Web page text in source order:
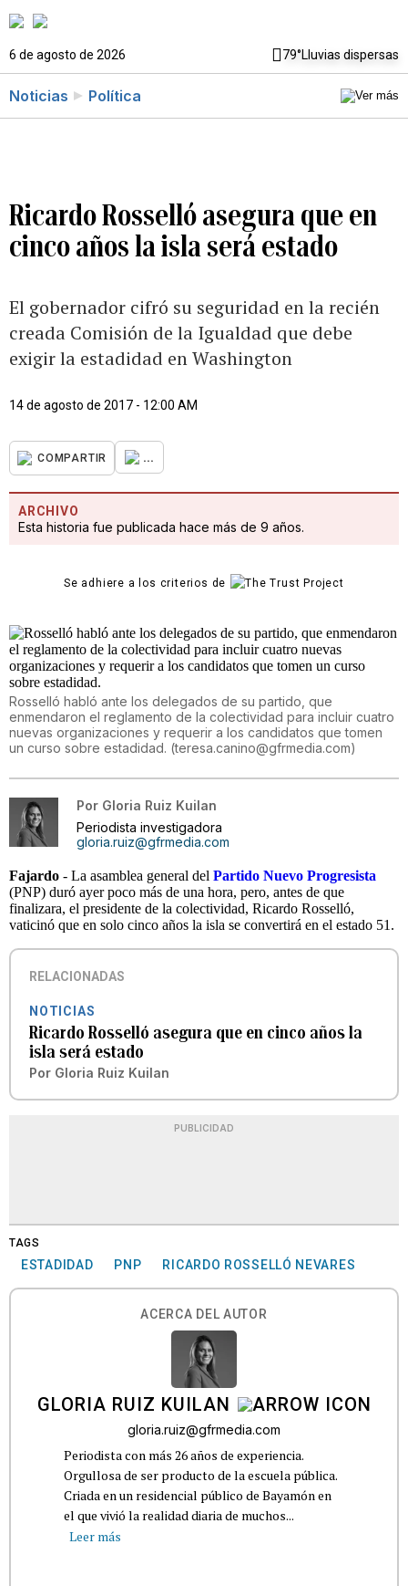
6 de agosto de 2026 79°Lluvias dispersas
Noticias Política
Ricardo Rosselló asegura que en
cinco años la isla será estado
El gobernador cifró su seguridad en la recién
creada Comisión de la Igualdad que debe
exigir la estadidad en Washington
14 de agosto de 2017 - 12:00 AM
COMPARTIR ...
ARCHIVO
Esta historia fue publicada hace más de 9 años.
Se adhiere a los criterios de
Rosselló habló ante los delegados de su partido, que
enmendaron el reglamento de la colectividad para incluir cuatro
nuevas organizaciones y requerir a los candidatos que tomen
un curso sobre estadidad. (teresa.canino@gfrmedia.com)
Por Gloria Ruiz Kuilan
Periodista investigadora
gloria.ruiz@gfrmedia.com
Fajardo - La asamblea general del Partido Nuevo Progresista
(PNP) duró ayer poco más de una hora, pero, antes de que
finalizara, el presidente de la colectividad, Ricardo Rosselló,
vaticinó que en solo cinco años la isla se convertirá en el estado 51.
RELACIONADAS
NOTICIAS
Ricardo Rosselló asegura que en cinco años la
isla será estado
Por Gloria Ruiz Kuilan
PUBLICIDAD
TAGS
ESTADIDAD PNP RICARDO ROSSELLÓ NEVARES
ACERCA DEL AUTOR
GLORIA RUIZ KUILAN
gloria.ruiz@gfrmedia.com
Periodista con más 26 años de experiencia.
Orgullosa de ser producto de la escuela pública.
Criada en un residencial público de Bayamón en
el que vivió la realidad diaria de muchos...
Leer más